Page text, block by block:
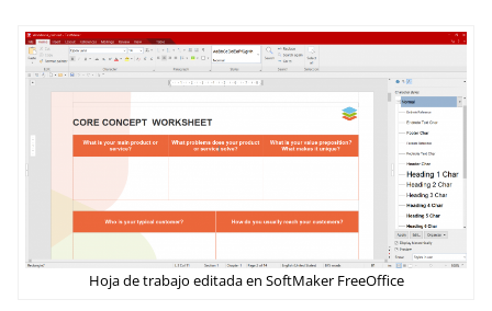
Hoja de trabajo editada en SoftMaker FreeOffice